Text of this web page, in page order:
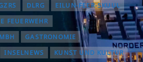
DLRG
EILUN-FEER-SKUUL
FEUERWEHR
GASTRONOMIE
INSELNEWS
KUNST UND KULTUR